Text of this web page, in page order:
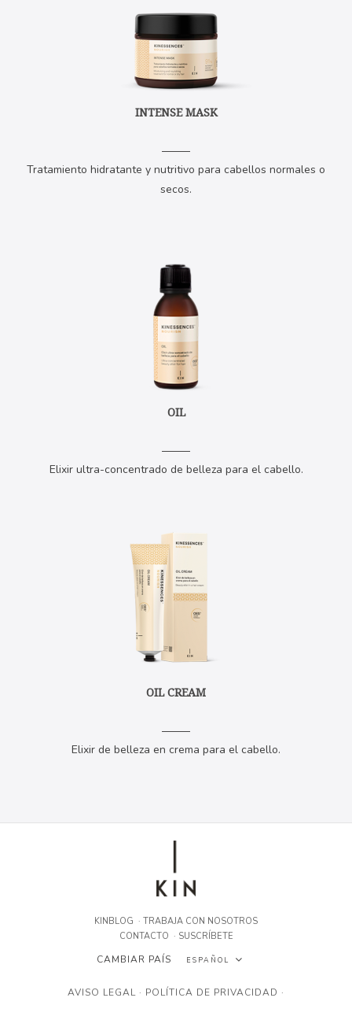
INTENSE MASK
Tratamiento hidratante y nutritivo para cabellos normales o
secos.
OIL
Elixir ultra-concentrado de belleza para el cabello.
OIL CREAM
Elixir de belleza en crema para el cabello.
KINBLOG · TRABAJA CON NOSOTROS
CONTACTO · SUSCRÍBETE
CAMBIAR PAÍS ESPAÑOL
ESPAÑOL
AVISO LEGAL · POLÍTICA DE PRIVACIDAD ·